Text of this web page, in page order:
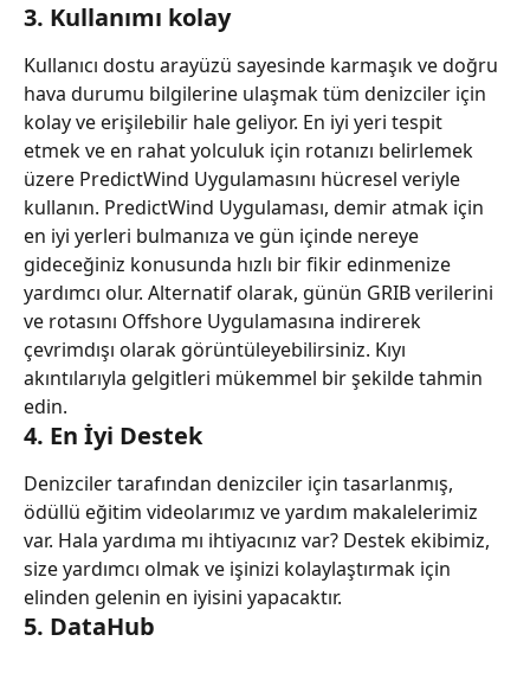
3. Kullanımı kolay
Kullanıcı dostu arayüzü sayesinde karmaşık ve doğru
hava durumu bilgilerine ulaşmak tüm denizciler için
kolay ve erişilebilir hale geliyor. En iyi yeri tespit
etmek ve en rahat yolculuk için rotanızı belirlemek
üzere PredictWind Uygulamasını hücresel veriyle
kullanın. PredictWind Uygulaması, demir atmak için
en iyi yerleri bulmanıza ve gün içinde nereye
gideceğiniz konusunda hızlı bir fikir edinmenize
yardımcı olur. Alternatif olarak, günün GRIB verilerini
ve rotasını Offshore Uygulamasına indirerek
çevrimdışı olarak görüntüleyebilirsiniz. Kıyı
akıntılarıyla gelgitleri mükemmel bir şekilde tahmin
edin.
4. En İyi Destek
Denizciler tarafından denizciler için tasarlanmış,
ödüllü eğitim videolarımız ve yardım makalelerimiz
var. Hala yardıma mı ihtiyacınız var? Destek ekibimiz,
size yardımcı olmak ve işinizi kolaylaştırmak için
elinden gelenin en iyisini yapacaktır.
5. DataHub